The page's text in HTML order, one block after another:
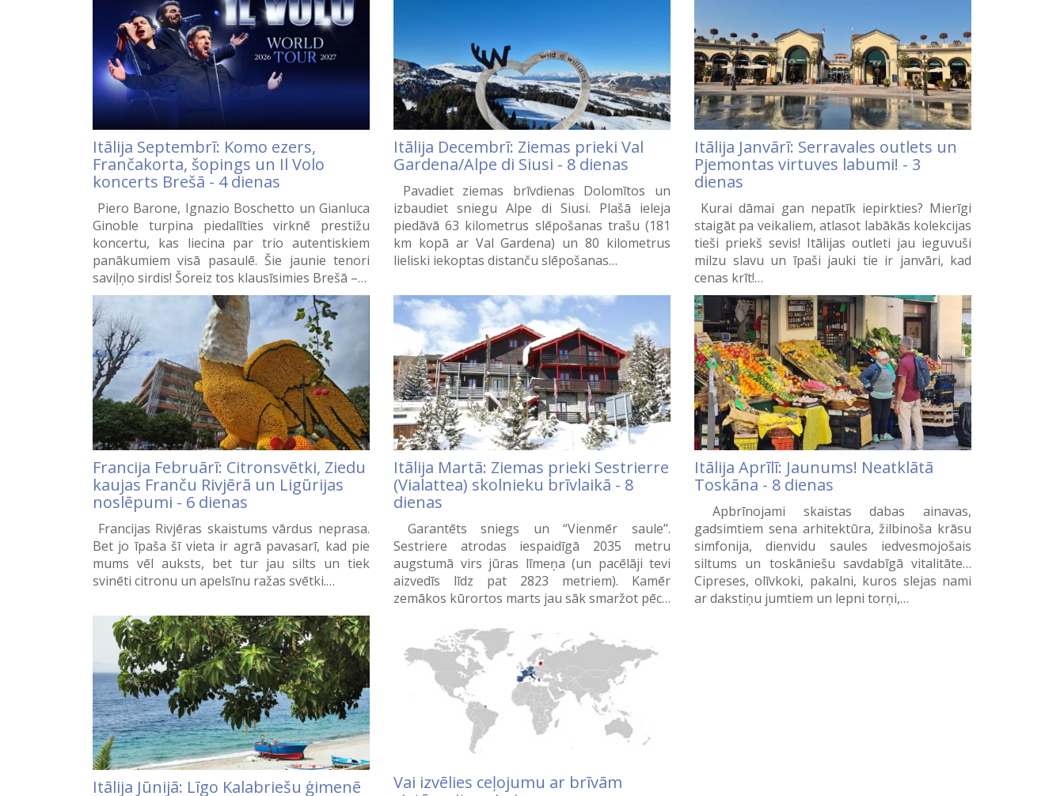
Itālija Septembrī: Komo ezers,
Frančakorta, šopings un Il Volo
koncerts Brešā - 4 dienas
Piero Barone, Ignazio Boschetto un Gianluca
Ginoble turpina piedalīties virknē prestižu
koncertu, kas liecina par trio autentiskiem
panākumiem visā pasaulē. Šie jaunie tenori
saviļņo sirdis! Šoreiz tos klausīsimies Brešā –…
Itālija Decembrī: Ziemas prieki Val
Gardena/Alpe di Siusi - 8 dienas
Pavadiet ziemas brīvdienas Dolomītos un
izbaudiet sniegu Alpe di Siusi. Plašā ieleja
piedāvā 63 kilometrus slēpošanas trašu (181
km kopā ar Val Gardena) un 80 kilometrus
lieliski iekoptas distanču slēpošanas…
Itālija Janvārī: Serravales outlets un
Pjemontas virtuves labumi! - 3
dienas
Kurai dāmai gan nepatīk iepirkties? Mierīgi
staigāt pa veikaliem, atlasot labākās kolekcijas
tieši priekš sevis! Itālijas outleti jau ieguvuši
milzu slavu un īpaši jauki tie ir janvāri, kad
cenas krīt!…
Francija Februārī: Citronsvētki, Ziedu
kaujas Franču Rivjērā un Ligūrijas
noslēpumi - 6 dienas
Francijas Rivjēras skaistums vārdus neprasa.
Bet jo īpaša šī vieta ir agrā pavasarī, kad pie
mums vēl auksts, bet tur jau silts un tiek
svinēti citronu un apelsīnu ražas svētki.…
Itālija Martā: Ziemas prieki Sestrierre
(Vialattea) skolnieku brīvlaikā - 8
dienas
Garantēts sniegs un “Vienmēr saule”.
Sestriere atrodas iespaidīgā 2035 metru
augstumā virs jūras līmeņa (un pacēlāji tevi
aizvedīs līdz pat 2823 metriem). Kamēr
zemākos kūrortos marts jau sāk smaržot pēc…
Itālija Aprīlī: Jaunums! Neatklātā
Toskāna - 8 dienas
Apbrīnojami skaistas dabas ainavas,
gadsimtiem sena arhitektūra, žilbinoša krāsu
simfonija, dienvidu saules iedvesmojošais
siltums un toskāniešu savdabīgā vitalitāte…
Cipreses, olīvkoki, pakalni, kuros slejas nami
ar dakstiņu jumtiem un lepni torņi,…
Itālija Jūnijā: Līgo Kalabriešu ģimenē
Vai izvēlies ceļojumu ar brīvām